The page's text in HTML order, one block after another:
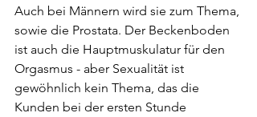
Auch bei Männern wird sie zum Thema,
sowie die Prostata. Der Beckenboden
ist auch die Hauptmuskulatur für den
Orgasmus - aber Sexualität ist
gewöhnlich kein Thema, das die
Kunden bei der ersten Stunde